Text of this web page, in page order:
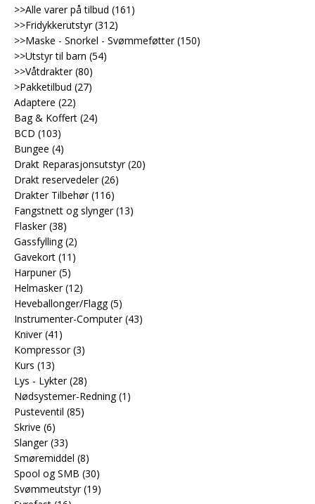
>>Alle varer på tilbud (161)
>>Fridykkerutstyr (312)
>>Maske - Snorkel - Svømmeføtter (150)
>>Utstyr til barn (54)
>>Våtdrakter (80)
>Pakketilbud (27)
Adaptere (22)
Bag & Koffert (24)
BCD (103)
Bungee (4)
Drakt Reparasjonsutstyr (20)
Drakt reservedeler (26)
Drakter Tilbehør (116)
Fangstnett og slynger (13)
Flasker (38)
Gassfylling (2)
Gavekort (11)
Harpuner (5)
Helmasker (12)
Heveballonger/Flagg (5)
Instrumenter-Computer (43)
Kniver (41)
Kompressor (3)
Kurs (13)
Lys - Lykter (28)
Nødsystemer-Redning (1)
Pusteventil (85)
Skrive (6)
Slanger (33)
Smøremiddel (8)
Spool og SMB (30)
Svømmeutstyr (19)